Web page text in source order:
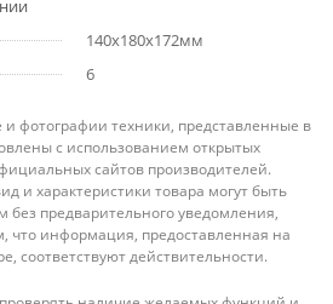
140x180x172мм
6
и фотографии техники, представленные в
с использованием открытых
сайтов производителей.
и характеристики товара могут быть
предварительного уведомления,
что информация, предоставленная на
соответствуют действительности.